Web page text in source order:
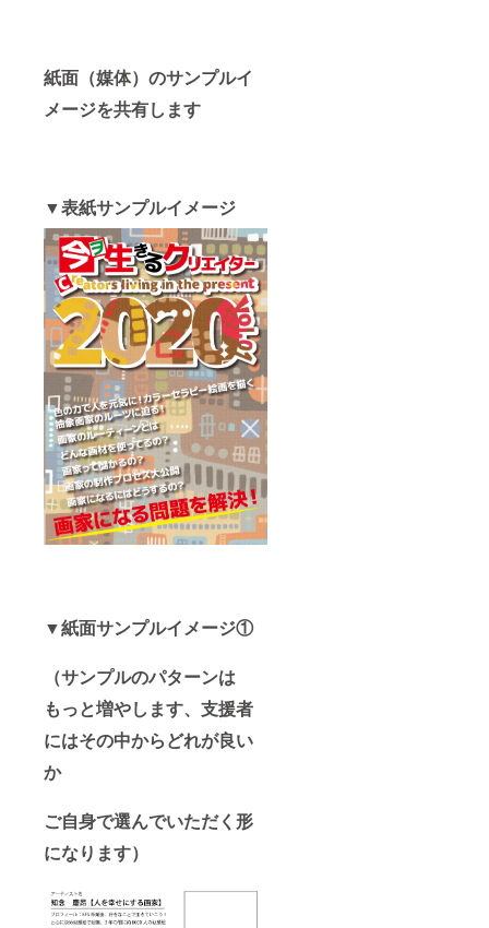
紙面（媒体）のサンプルイ
メージを共有します
▼表紙サンプルイメージ
▼紙面サンプルイメージ①
（サンプルのパターンは
もっと増やします、 支援者
にはその中からどれが良い
か
ご自身で選んでいただく形
になります）